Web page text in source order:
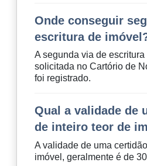
Onde conseguir
escritura de
A segunda via de
solicitada no Cartório de
foi registrado.
Qual a validade de
de inteiro teor de
A validade de uma
imóvel, geralmente é de